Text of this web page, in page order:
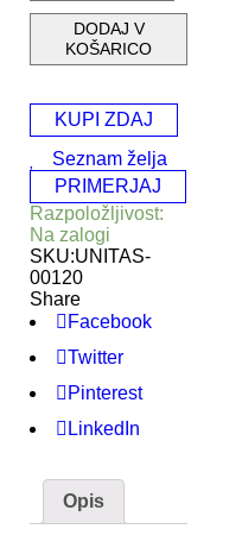
DODAJ V
KOŠARICO
KUPI ZDAJ
Seznam želja
PRIMERJAJ
Razpoložljivost:
Na zalogi
SKU:UNITAS-
00120
Share
Facebook
Twitter
Pinterest
LinkedIn
Opis